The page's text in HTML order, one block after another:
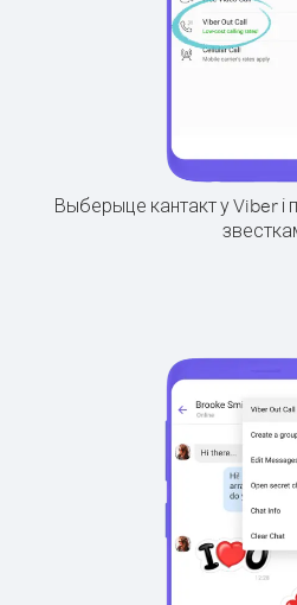
Выберыце кантакт у Viber і